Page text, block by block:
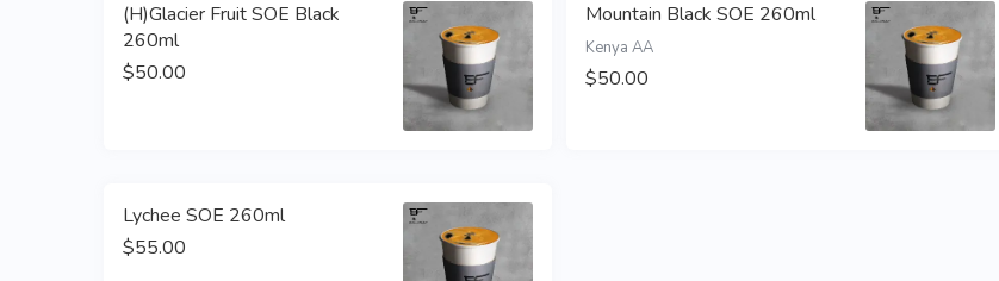
(H)Glacier Fruit SOE Black
260ml
$50.00
Mountain Black SOE 260ml
Kenya AA
$50.00
Lychee SOE 260ml
$55.00